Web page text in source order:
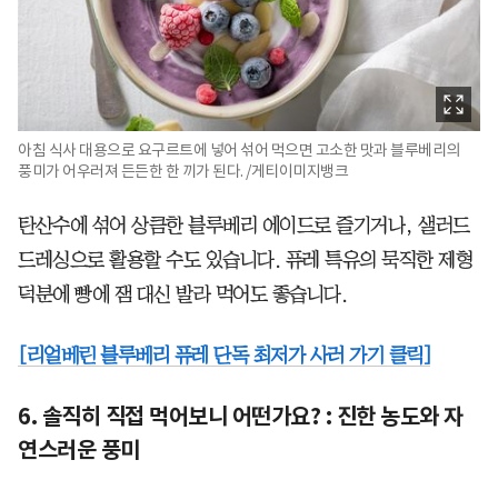
아침 식사 대용으로 요구르트에 넣어 섞어 먹으면 고소한 맛과 블루베리의
풍미가 어우러져 든든한 한 끼가 된다. /게티이미지뱅크
탄산수에 섞어 상큼한 블루베리 에이드로 즐기거나, 샐러드
드레싱으로 활용할 수도 있습니다. 퓨레 특유의 묵직한 제형
덕분에 빵에 잼 대신 발라 먹어도 좋습니다.
[리얼베린 블루베리 퓨레 단독 최저가 사러 가기 클릭]
6. 솔직히 직접 먹어보니 어떤가요? : 진한 농도와 자
연스러운 풍미